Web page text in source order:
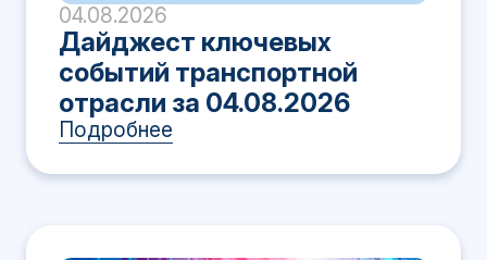
04.08.2026
Дайджест ключевых
событий транспортной
отрасли за 04.08.2026
Подробнее